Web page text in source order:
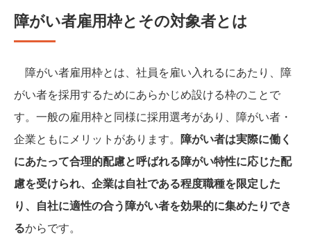
障がい者雇用枠とその対象者とは
障がい者雇用枠とは、社員を雇い入れるにあたり、障
がい者を採用するためにあらかじめ設ける枠のことで
す。一般の雇用枠と同様に採用選考があり、障がい者・
企業ともにメリットがあります。 障がい者は実際に働く
にあたって合理的配慮と呼ばれる障がい特性に応じた配
慮を受けられ、企業は自社である程度職種を限定した
り、自社に適性の合う障がい者を効果的に集めたりでき
るからです。